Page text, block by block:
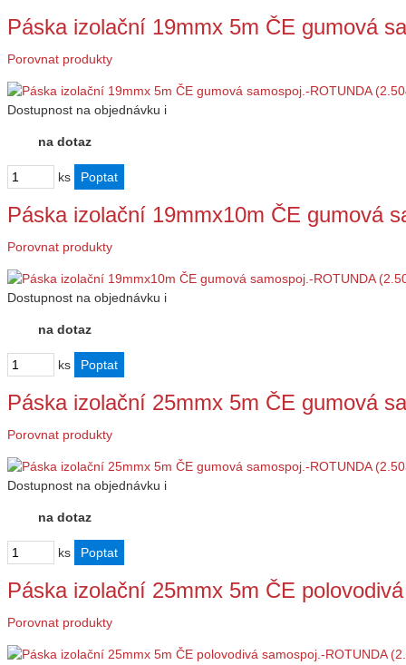
Páska izolační 19mmx 5m ČE gumová
Porovnat produkty
Dostupnost na objednávku i
na dotaz
ks
Páska izolační 19mmx10m ČE gumová
Porovnat produkty
Dostupnost na objednávku i
na dotaz
ks
Páska izolační 25mmx 5m ČE gumová
Porovnat produkty
Dostupnost na objednávku i
na dotaz
ks
Páska izolační 25mmx 5m ČE
Porovnat produkty